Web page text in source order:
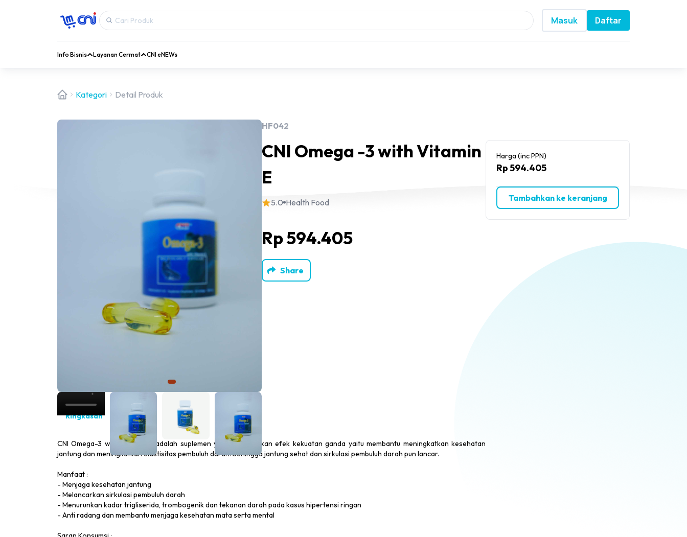
Masuk Daftar
Info Bisnis Layanan Cermat CNI eNEWs
Kategori Detail Produk
HF042
CNI Omega -3 with Vitamin
E
5.0 Health Food
Rp 594.405
Share
Ringkasan Review
CNI Omega-3 with Vitamin E adalah suplemen yang memberikan efek kekuatan ganda yaitu membantu meningkatkan kesehatan
jantung dan meningkatkan elastisitas pembuluh darah. Sehingga jantung sehat dan sirkulasi pembuluh darah pun lancar.
Manfaat :
- Menjaga kesehatan jantung
- Melancarkan sirkulasi pembuluh darah
- Menurunkan kadar trigliserida, trombogenik dan tekanan darah pada kasus hipertensi ringan
- Anti radang dan membantu menjaga kesehatan mata serta mental
Harga (inc PPN)
Rp 594.405
Tambahkan ke keranjang